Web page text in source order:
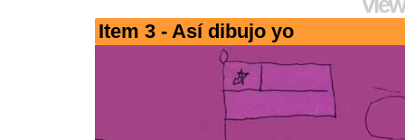
Item 3 - Así dibujo yo